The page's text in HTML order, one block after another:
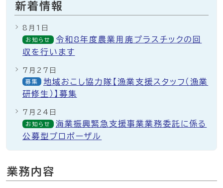
新着情報
8月1日
お知らせ
令和8年度農業用廃プラスチックの回
収を行います
7月27日
募集
地域おこし協力隊【漁業支援スタッフ（漁業
研修生）】募集
7月24日
お知らせ
海業振興緊急支援事業業務委託に係る
公募型プロポーザル
業務内容